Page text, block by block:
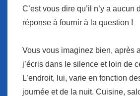
C’est vous dire qu’il n’y a aucun
réponse à fournir à la question !
Vous vous imaginez bien, après
j’écris dans le silence et loin de
L’endroit, lui, varie en fonction
journée et de la nuit. Cuisine,